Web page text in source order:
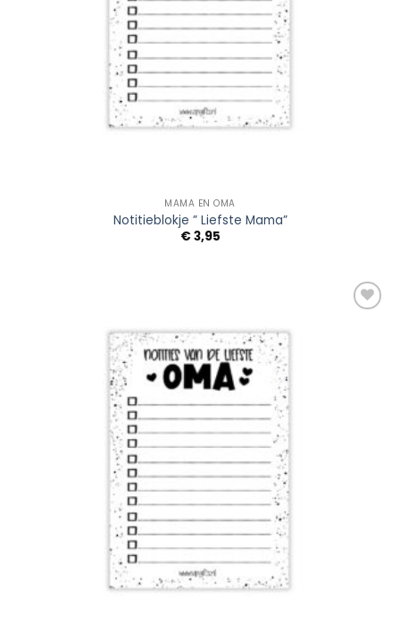
MAMA EN OMA
Notitieblokje ” Liefste Mama”
€3,95